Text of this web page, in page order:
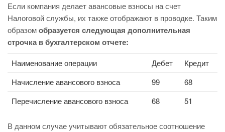
Если компания делает авансовые взносы на счет
Налоговой службы, их также отображают в проводке. Таким
образомобразуется следующая дополнительная
строчка в бухгалтерском отчете:
Наименование операции Дебет
Кредит
Начисление авансового взноса
99
68
Перечисление авансового взноса
68 51
В данном случае учитывают обязательное соотношение